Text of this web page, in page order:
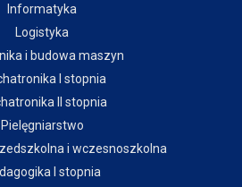
Informatyka
Logistyka
i budowa maszyn
I stopnia
II stopnia
Pielęgniarstwo
i wczesnoszkolna
I stopnia